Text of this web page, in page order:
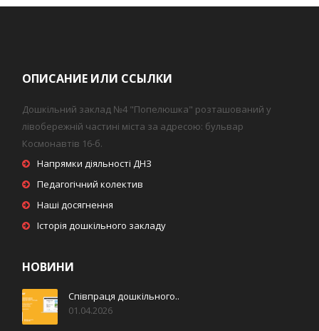
ОПИСАНИЕ ИЛИ ССЫЛКИ
Дошкільний заклад №4 "Попелюшка" розташований у
лівобережній частині міста за адресою: бульвар
Космонавтів 16-б.
Напрямки діяльності ДНЗ
Педагогічний колектив
Наші досягнення
Історія дошкільного закладу
НОВИНИ
Співпраця дошкільного..
01.04.2026